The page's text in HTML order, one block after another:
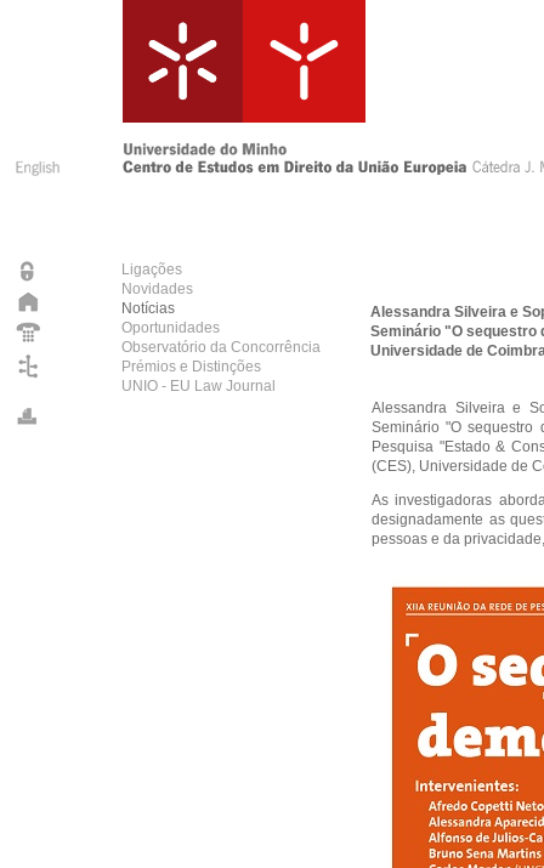
Ligações
Novidades
Notícias
Oportunidades
Observatório da Concorrência
Prémios e Distinções
UNIO - EU Law Journal
Alessandra Silveira e
Seminário "O sequestro
Universidade de
Alessandra Silveira e
Seminário "O
Pesquisa "Estado &
(CES), Universidade de
As investigadoras
designadamente as
pessoas e da